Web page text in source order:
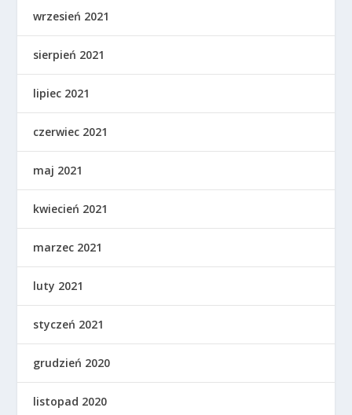
wrzesień 2021
sierpień 2021
lipiec 2021
czerwiec 2021
maj 2021
kwiecień 2021
marzec 2021
luty 2021
styczeń 2021
grudzień 2020
listopad 2020